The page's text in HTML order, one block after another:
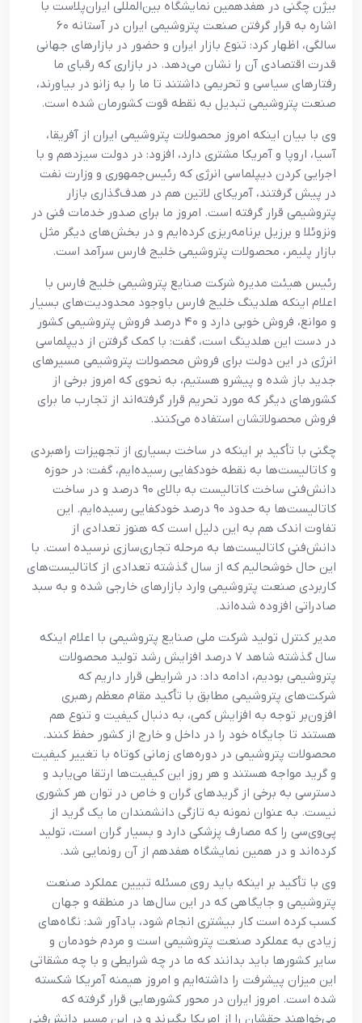
بيژن چگني در هفدهمين نمايشگاه بين‌المللي ايران‌پلاست با
اشاره به قرار گرفتن صنعت پتروشيمي ايران در آستانه ۶۰
سالگي، اظهار کرد: تنوع بازار ايران و حضور در بازارهاي جهاني
قدرت اقتصادي آن را نشان مي‌دهد. در بازاري که رقباي ما
رفتارهاي سياسي و تحريمي داشتند تا ما را به زانو در بياورند،
صنعت پتروشيمي تبديل به نقطه قوت کشورمان شده است.
وي با بيان اينکه امروز محصولات پتروشيمي ايران از آفريقا،
آسيا، اروپا و آمريکا مشتري دارد، افزود: در دولت سيزدهم و با
اجرايي کردن ديپلماسي انرژي که رئيس‌جمهوري و وزارت نفت
در پيش گرفتند، آمريکاي لاتين هم در هدف‌گذاري بازار
پتروشيمي قرار گرفته است. امروز ما براي صدور خدمات فني در
ونزوئلا و برزيل برنامه‌ريزي کرده‌ايم و در بخش‌هاي ديگر مثل
بازار پليمر، محصولات پتروشيمي خليج فارس سرآمد است.
رئيس هيئت مديره شرکت صنايع پتروشيمي خليج فارس با
اعلام اينکه هلدينگ خليج فارس باوجود محدوديت‌هاي بسيار
و موانع، فروش خوبي دارد و ۴۰ درصد فروش پتروشيمي کشور
در دست اين هلدينگ است، گفت: با کمک گرفتن از ديپلماسي
انرژي در اين دولت براي فروش محصولات پتروشيمي مسيرهاي
جديد باز شده و پيشرو هستيم، به نحوي که امروز برخي از
کشورهاي ديگر که مورد تحريم قرار گرفته‌اند از تجارب ما براي
فروش محصولاتشان استفاده مي‌کنند.
چگني با تأکيد بر اينکه در ساخت بسياري از تجهيزات راهبردي
و کاتاليست‌ها به نقطه خودکفايي رسيده‌ايم، گفت: در حوزه
دانش‌فني ساخت کاتاليست به بالاي ۹۰ درصد و در ساخت
کاتاليست‌ها به حدود ۹۰ درصد خودکفايي رسيده‌ايم. اين
تفاوت اندک هم به اين دليل است که هنوز تعدادي از
دانش‌فني کاتاليست‌ها به مرحله تجاري‌سازي نرسيده است. با
اين حال خوشحاليم که از سال گذشته تعدادي از کاتاليست‌هاي
کاربردي صنعت پتروشيمي وارد بازارهاي خارجي شده و به سبد
صادراتي افزوده شده‌اند.
مدير کنترل توليد شرکت ملي صنايع پتروشيمي با اعلام اينکه
سال گذشته شاهد ۷ درصد افزايش رشد توليد محصولات
پتروشيمي بوديم، ادامه داد: در شرايطي قرار داريم که
شرکت‌هاي پتروشيمي مطابق با تأکيد مقام معظم رهبري
افزون‌بر توجه به افزايش کمي، به دنبال کيفيت و تنوع هم
هستند تا جايگاه خود را در داخل و خارج از کشور حفظ کنند.
محصولات پتروشيمي در دوره‌هاي زماني کوتاه با تغيير کيفيت
و گريد مواجه هستند و هر روز اين کيفيت‌ها ارتقا مي‌يابد و
دسترسي به برخي از گريدهاي گران و خاص در توان هر کشوري
نيست. به عنوان نمونه به تازگي دانشمندان ما يک گريد از
پي‌وي‌سي را که مصارف پزشکي دارد و بسيار گران است، توليد
کرده‌اند و در همين نمايشگاه هفدهم از آن رونمايي شد.
وي با تأکيد بر اينکه بايد روي مسئله تبيين عملکرد صنعت
پتروشيمي و جايگاهي که در اين سال‌ها در منطقه و جهان
کسب کرده است کار بيشتري انجام شود، يادآور شد: نگاه‌هاي
زيادي به عملکرد صنعت پتروشيمي است و مردم خودمان و
ساير کشورها بايد بدانند که ما در چه شرايطي و با چه مشقاتي
اين ميزان پيشرفت را داشته‌ايم و امروز هيمنه آمريکا شکسته
شده است. امروز ايران در محور کشورهايي قرار گرفته که
مي‌خواهند حقشان را از امريکا بگيرند و در اين مسير دانش‌فني